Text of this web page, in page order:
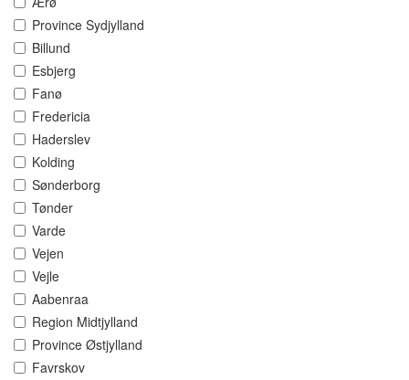
Province Sydjylland
Billund
Esbjerg
Fanø
Fredericia
Haderslev
Kolding
Sønderborg
Tønder
Varde
Vejen
Vejle
Aabenraa
Region Midtjylland
Province Østjylland
Favrskov